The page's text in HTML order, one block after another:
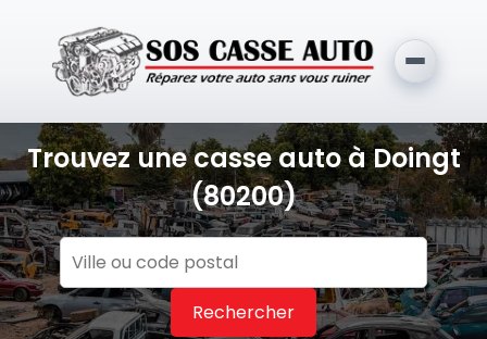
Trouvez une casse auto à Doingt
(80200)
Rechercher